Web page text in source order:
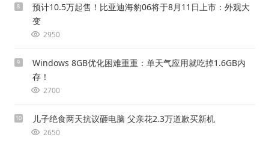
8
预计10.5万起售！比亚迪海豹06将于8月11日上市：外观大
变
2950
9
Windows 8GB优化困难重重：单天气应用就吃掉1.6GB内
存！
2700
10 儿子绝食两天抗议砸电脑 父亲花2.3万道歉买新机
2650